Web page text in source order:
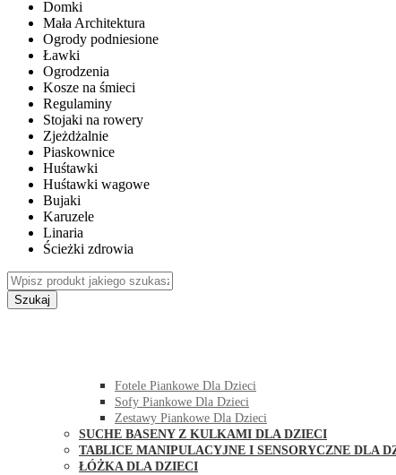
Domki
Mała Architektura
Ogrody podniesione
Ławki
Ogrodzenia
Kosze na śmieci
Regulaminy
Stojaki na rowery
Zjeżdżalnie
Piaskownice
Huśtawki
Huśtawki wagowe
Bujaki
Karuzele
Linaria
Ścieżki zdrowia
Szukaj
Fotele Piankowe Dla Dzieci
Sofy Piankowe Dla Dzieci
Zestawy Piankowe Dla Dzieci
SUCHE BASENY Z KULKAMI DLA DZIECI
TABLICE MANIPULACYJNE I SENSORYCZNE DLA
ŁÓŻKA DLA DZIECI